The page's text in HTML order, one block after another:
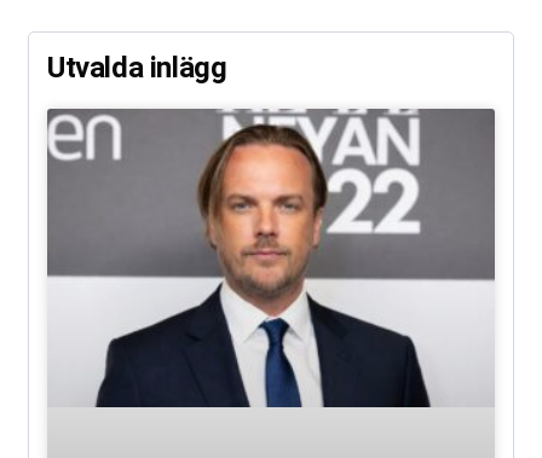
Utvalda inlägg